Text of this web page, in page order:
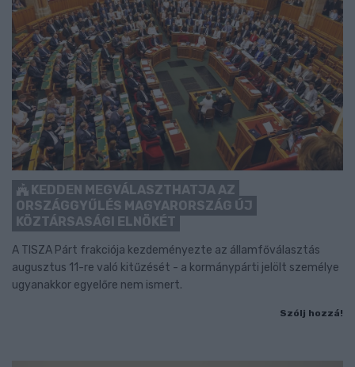
KEDDEN MEGVÁLASZTHATJA AZ
ORSZÁGGYŰLÉS MAGYARORSZÁG ÚJ
KÖZTÁRSASÁGI ELNÖKÉT
A TISZA Párt frakciója kezdeményezte az államfőválasztás
augusztus 11-re való kitűzését - a kormánypárti jelölt személye
ugyanakkor egyelőre nem ismert.
Szólj hozzá!